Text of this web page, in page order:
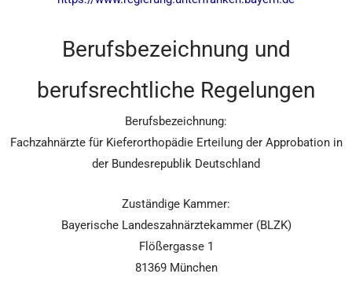
Berufsbezeichnung und
berufsrechtliche Regelungen
Berufsbezeichnung:
Fachzahnärzte für Kieferorthopädie Erteilung der Approbation in
der Bundesrepublik Deutschland
Zuständige Kammer:
Bayerische Landeszahnärztekammer (BLZK)
Flößergasse 1
81369 München